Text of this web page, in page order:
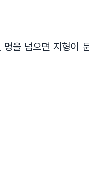
을 넘으면 지형이